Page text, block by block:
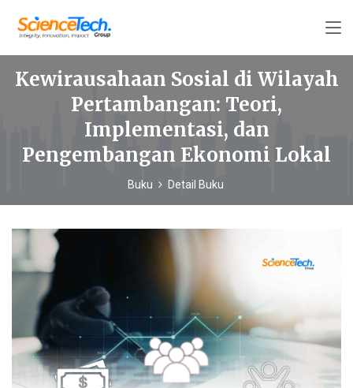
Kewirausahaan Sosial di Wilayah
Pertambangan: Teori,
Implementasi, dan
Pengembangan Ekonomi Lokal
Buku Detail Buku